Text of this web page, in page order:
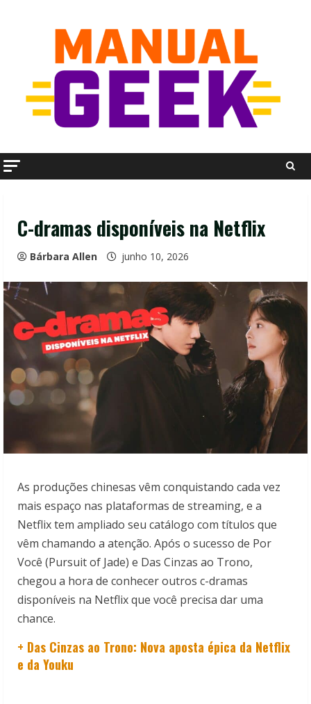
C-dramas disponíveis na Netflix
Bárbara Allen junho 10, 2026
As produções chinesas vêm conquistando cada vez
mais espaço nas plataformas de streaming, e a
Netflix tem ampliado seu catálogo com títulos que
vêm chamando a atenção. Após o sucesso de Por
Você (Pursuit of Jade) e Das Cinzas ao Trono,
chegou a hora de conhecer outros c-dramas
disponíveis na Netflix que você precisa dar uma
chance.
+ Das Cinzas ao Trono: Nova aposta épica da Netflix
e da Youku